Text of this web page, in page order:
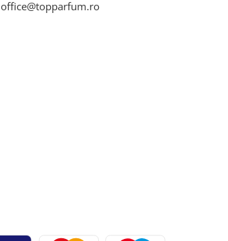
office@topparfum.ro